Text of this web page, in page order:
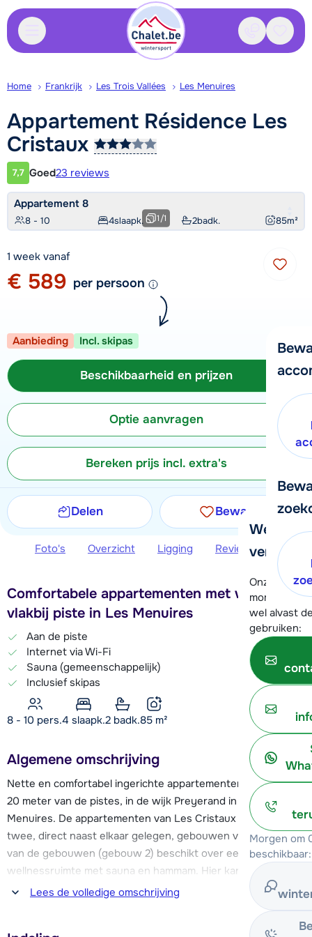
Contact
We
verder!
Onze
moment
wel alvast
gebruiken:
Morgen om
beschikbaar:
Home Frankrijk Les Trois Vallées Les Menuires
Appartement Résidence Les
Cristaux
Klantwaardering
7,7 Goed23 reviews
Appartement 8
8 - 10 4slaapk. 2badk. 85m²
1/1
1 week vanaf
€ 589 per persoon
Aanbieding Incl. skipas
Beschikbaarheid en prijzen
Optie aanvragen
Bereken prijs incl. extra's
Delen Bewaren
Foto's Overzicht Ligging Reviews
Comfortabele appartementen met wellness
vlakbij piste in Les Menuires
Aan de piste
Internet via Wi-Fi
Sauna (gemeenschappelijk)
Inclusief skipas
8 - 10 pers.4 slaapk.2 badk.85 m²
Algemene omschrijving
Nette en comfortabel ingerichte appartementen, op slechts
20 meter van de pistes, in de wijk Preyerand in Les
Menuires. De appartementen van Les Cristaux zijn over
twee, direct naast elkaar gelegen, gebouwen verdeeld. Eén
van de gebouwen (gebouw 2) beschikt over een mooie
wellnessruimte met sauna en hammam. Hier kan je gratis
gebruik van maken.
Door de prima ligging van de appartementen stap je zo op
Lees de volledige omschrijving